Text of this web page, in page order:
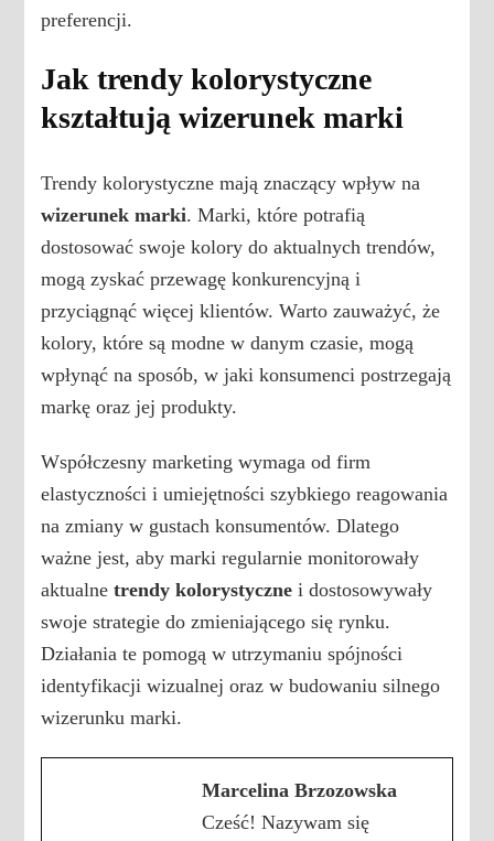
preferencji.
Jak trendy kolorystyczne
kształtują wizerunek marki
Trendy kolorystyczne mają znaczący wpływ na
wizerunek marki. Marki, które potrafią
dostosować swoje kolory do aktualnych trendów,
mogą zyskać przewagę konkurencyjną i
przyciągnąć więcej klientów. Warto zauważyć, że
kolory, które są modne w danym czasie, mogą
wpłynąć na sposób, w jaki konsumenci postrzegają
markę oraz jej produkty.
Współczesny marketing wymaga od firm
elastyczności i umiejętności szybkiego reagowania
na zmiany w gustach konsumentów. Dlatego
ważne jest, aby marki regularnie monitorowały
aktualnetrendy kolorystyczne i dostosowywały
swoje strategie do zmieniającego się rynku.
Działania te pomogą w utrzymaniu spójności
identyfikacji wizualnej oraz w budowaniu silnego
wizerunku marki.
Marcelina Brzozowska
Cześć! Nazywam się